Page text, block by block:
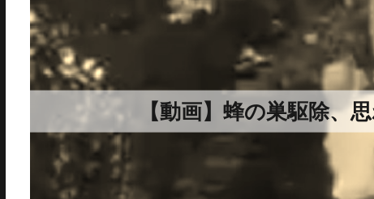
【動画】蜂の巣駆除、